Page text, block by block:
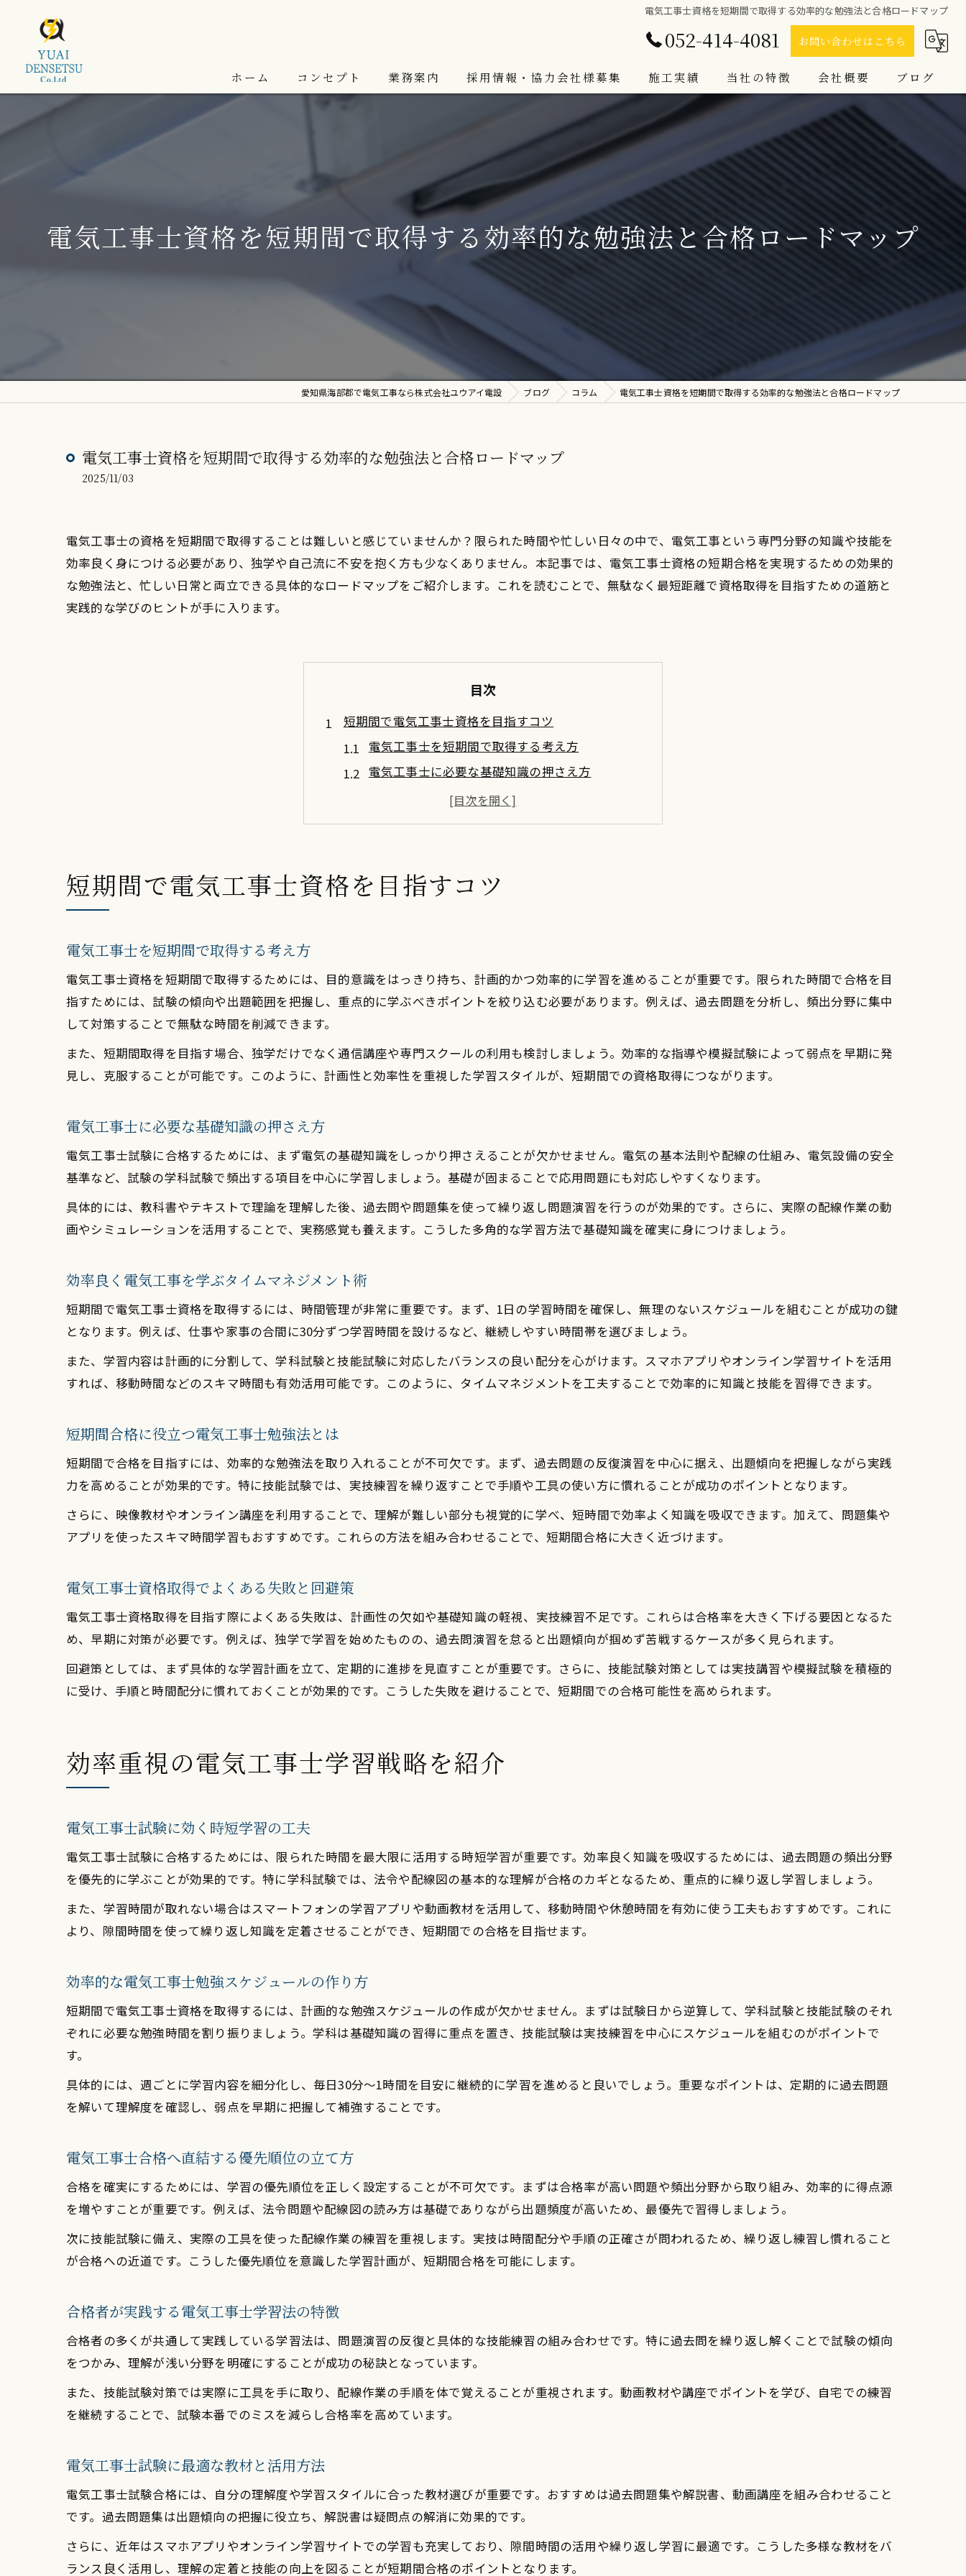
電気工事士資格を短期間で取得する効率的な勉強法と合格ロードマップ
052-414-4081 お問い合わせはこちら
ホーム コンセプト 業務案内 採用情報・協力会社様募集 施工実績 当社の特徴
LED照明
空調工事
インターホン
会社概要 ブログ
電気工事士資格を短期間で取得する効率的な勉強法と合格ロードマップ
愛知県海部郡で電気工事なら株式会社ユウアイ電設 ブログ コラム 電気工事士資格を短期間で取得する効率的な勉強法と合格ロードマップ
電気工事士資格を短期間で取得する効率的な勉強法と合格ロードマップ
2025/11/03
電気工事士の資格を短期間で取得することは難しいと感じていませんか？限られた時間や忙しい日々の中で、電気工事という専門分野の知識や技能を
効率良く身につける必要があり、独学や自己流に不安を抱く方も少なくありません。本記事では、電気工事士資格の短期合格を実現するための効果的
な勉強法と、忙しい日常と両立できる具体的なロードマップをご紹介します。これを読むことで、無駄なく最短距離で資格取得を目指すための道筋と
実践的な学びのヒントが手に入ります。
目次
短期間で電気工事士資格を目指すコツ
電気工事士を短期間で取得する考え方
電気工事士に必要な基礎知識の押さえ方
効率良く電気工事を学ぶタイムマネジメント術
短期間合格に役立つ電気工事士勉強法とは
効率重視の電気工事士学習戦略を紹介
電気工事士試験に効く時短学習の工夫
合格者が実践する電気工事士学習法の特徴
電気工事士試験に最適な教材と活用方法
電気工事士合格へ隙間時間を活かす学習法
忙しい社会人でも続く電気工事士勉強計画
実践的な電気工事士学習計画の立て方解説
独学で電気工事士に合格する秘訣とは
電気工事士を独学で目指すメリットとは
独学で押さえるべき電気工事士学習ポイント
合格者の体験談に学ぶ電気工事士独学術
技能試験対策を劇的に進める実践的手法
実技力を高める電気工事士技能練習のコツ
アプリや動画で学ぶ電気工事士勉強法
動画教材を使った電気工事士勉強法の利点
短期間で電気工事士資格を目指すコツ
電気工事士を短期間で取得する考え方
電気工事士資格を短期間で取得するためには、目的意識をはっきり持ち、計画的かつ効率的に学習を進めることが重要です。限られた時間で合格を目
指すためには、試験の傾向や出題範囲を把握し、重点的に学ぶべきポイントを絞り込む必要があります。例えば、過去問題を分析し、頻出分野に集中
して対策することで無駄な時間を削減できます。
また、短期間取得を目指す場合、独学だけでなく通信講座や専門スクールの利用も検討しましょう。効率的な指導や模擬試験によって弱点を早期に発
見し、克服することが可能です。このように、計画性と効率性を重視した学習スタイルが、短期間での資格取得につながります。
電気工事士に必要な基礎知識の押さえ方
電気工事士試験に合格するためには、まず電気の基礎知識をしっかり押さえることが欠かせません。電気の基本法則や配線の仕組み、電気設備の安全
基準など、試験の学科試験で頻出する項目を中心に学習しましょう。基礎が固まることで応用問題にも対応しやすくなります。
具体的には、教科書やテキストで理論を理解した後、過去問や問題集を使って繰り返し問題演習を行うのが効果的です。さらに、実際の配線作業の動
画やシミュレーションを活用することで、実務感覚も養えます。こうした多角的な学習方法で基礎知識を確実に身につけましょう。
効率良く電気工事を学ぶタイムマネジメント術
短期間で電気工事士資格を取得するには、時間管理が非常に重要です。まず、1日の学習時間を確保し、無理のないスケジュールを組むことが成功の鍵
となります。例えば、仕事や家事の合間に30分ずつ学習時間を設けるなど、継続しやすい時間帯を選びましょう。
また、学習内容は計画的に分割して、学科試験と技能試験に対応したバランスの良い配分を心がけます。スマホアプリやオンライン学習サイトを活用
すれば、移動時間などのスキマ時間も有効活用可能です。このように、タイムマネジメントを工夫することで効率的に知識と技能を習得できます。
短期間合格に役立つ電気工事士勉強法とは
短期間で合格を目指すには、効率的な勉強法を取り入れることが不可欠です。まず、過去問題の反復演習を中心に据え、出題傾向を把握しながら実践
力を高めることが効果的です。特に技能試験では、実技練習を繰り返すことで手順や工具の使い方に慣れることが成功のポイントとなります。
さらに、映像教材やオンライン講座を利用することで、理解が難しい部分も視覚的に学べ、短時間で効率よく知識を吸収できます。加えて、問題集や
アプリを使ったスキマ時間学習もおすすめです。これらの方法を組み合わせることで、短期間合格に大きく近づけます。
電気工事士資格取得でよくある失敗と回避策
電気工事士資格取得を目指す際によくある失敗は、計画性の欠如や基礎知識の軽視、実技練習不足です。これらは合格率を大きく下げる要因となるた
め、早期に対策が必要です。例えば、独学で学習を始めたものの、過去問演習を怠ると出題傾向が掴めず苦戦するケースが多く見られます。
回避策としては、まず具体的な学習計画を立て、定期的に進捗を見直すことが重要です。さらに、技能試験対策としては実技講習や模擬試験を積極的
に受け、手順と時間配分に慣れておくことが効果的です。こうした失敗を避けることで、短期間での合格可能性を高められます。
効率重視の電気工事士学習戦略を紹介
電気工事士試験に効く時短学習の工夫
電気工事士試験に合格するためには、限られた時間を最大限に活用する時短学習が重要です。効率良く知識を吸収するためには、過去問題の頻出分野
を優先的に学ぶことが効果的です。特に学科試験では、法令や配線図の基本的な理解が合格のカギとなるため、重点的に繰り返し学習しましょう。
また、学習時間が取れない場合はスマートフォンの学習アプリや動画教材を活用して、移動時間や休憩時間を有効に使う工夫もおすすめです。これに
より、隙間時間を使って繰り返し知識を定着させることができ、短期間での合格を目指せます。
効率的な電気工事士勉強スケジュールの作り方
短期間で電気工事士資格を取得するには、計画的な勉強スケジュールの作成が欠かせません。まずは試験日から逆算して、学科試験と技能試験のそれ
ぞれに必要な勉強時間を割り振りましょう。学科は基礎知識の習得に重点を置き、技能試験は実技練習を中心にスケジュールを組むのがポイントで
す。
具体的には、週ごとに学習内容を細分化し、毎日30分～1時間を目安に継続的に学習を進めると良いでしょう。重要なポイントは、定期的に過去問題
を解いて理解度を確認し、弱点を早期に把握して補強することです。
電気工事士合格へ直結する優先順位の立て方
合格を確実にするためには、学習の優先順位を正しく設定することが不可欠です。まずは合格率が高い問題や頻出分野から取り組み、効率的に得点源
を増やすことが重要です。例えば、法令問題や配線図の読み方は基礎でありながら出題頻度が高いため、最優先で習得しましょう。
次に技能試験に備え、実際の工具を使った配線作業の練習を重視します。実技は時間配分や手順の正確さが問われるため、繰り返し練習し慣れること
が合格への近道です。こうした優先順位を意識した学習計画が、短期間合格を可能にします。
合格者が実践する電気工事士学習法の特徴
合格者の多くが共通して実践している学習法は、問題演習の反復と具体的な技能練習の組み合わせです。特に過去問を繰り返し解くことで試験の傾向
をつかみ、理解が浅い分野を明確にすることが成功の秘訣となっています。
また、技能試験対策では実際に工具を手に取り、配線作業の手順を体で覚えることが重視されます。動画教材や講座でポイントを学び、自宅での練習
を継続することで、試験本番でのミスを減らし合格率を高めています。
電気工事士試験に最適な教材と活用方法
電気工事士試験合格には、自分の理解度や学習スタイルに合った教材選びが重要です。おすすめは過去問題集や解説書、動画講座を組み合わせること
です。過去問題集は出題傾向の把握に役立ち、解説書は疑問点の解消に効果的です。
さらに、近年はスマホアプリやオンライン学習サイトでの学習も充実しており、隙間時間の活用や繰り返し学習に最適です。こうした多様な教材をバ
ランス良く活用し、理解の定着と技能の向上を図ることが短期間合格のポイントとなります。